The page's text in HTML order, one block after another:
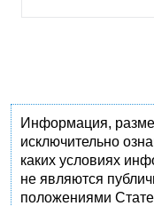
Информация,
исключительно
каких условиях
не являются
положениями